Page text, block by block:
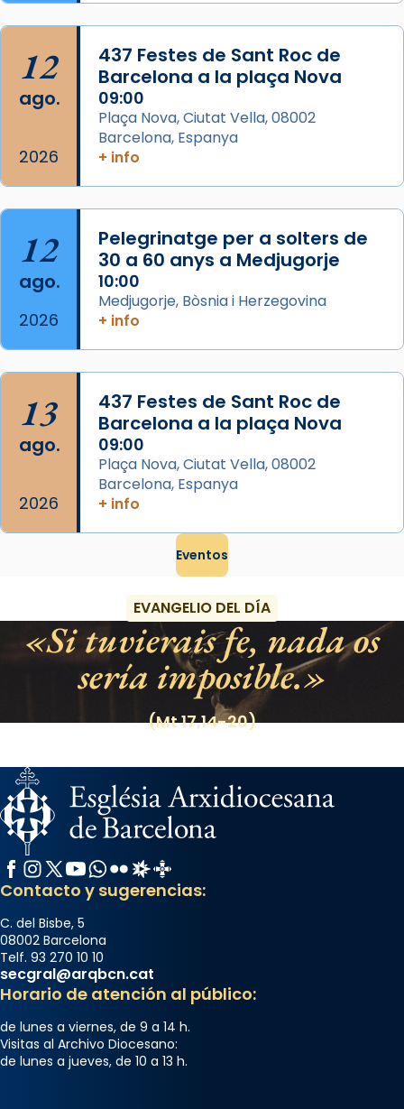
Acompanyant la història de sant Cugat, a
partir de l’Edat Mitjana sorgeix la tradició
que les santes Juliana (“relatiu a Júlia”) i
Semproniana (“relatiu a Semprònia =
eterna”) són deixebles seves. I l’any 1667, el
frare Joan Gaspar Roig, afirma en una obra
que les santes són filles de l’antiga Iluro.
Mataró en reivindicarà les relíq
Foto
View on Facebook ·
12
ago.
2026
437 Festes de Sant Roc de
Barcelona a la plaça Nova
09:00
Plaça Nova, Ciutat Vella, 08002
Barcelona, Espanya
+ info
12
ago.
2026
Pelegrinatge per a solters de
30 a 60 anys a Medjugorje
10:00
Medjugorje, Bòsnia i Herzegovina
+ info
13
ago.
2026
437 Festes de Sant Roc de
Barcelona a la plaça Nova
09:00
Plaça Nova, Ciutat Vella, 08002
Barcelona, Espanya
+ info
Eventos
EVANGELIO DEL DÍA
Si tuvierais fe, nada os
sería imposible.
(Mt 17,14-20)
Facebook
Instagram
X / Twitter
YouTube
WhatsApp
FlickrRadio Estel
Catalunya Cristiana
Contacto y sugerencias:
C. del Bisbe, 5
08002 Barcelona
Telf. 93 270 10 10
secgral@arqbcn.cat
Horario de atención al público:
de lunes a viernes, de 9 a 14 h.
Visitas al Archivo Diocesano:
de lunes a jueves, de 10 a 13 h.